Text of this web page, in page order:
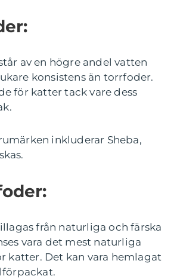
av en högre andel vatten
konsistens än torrfoder.
för katter tack vare dess
inkluderar Sheba,
från naturliga och färska
vara det mest naturliga
katter. Det kan vara hemlagat